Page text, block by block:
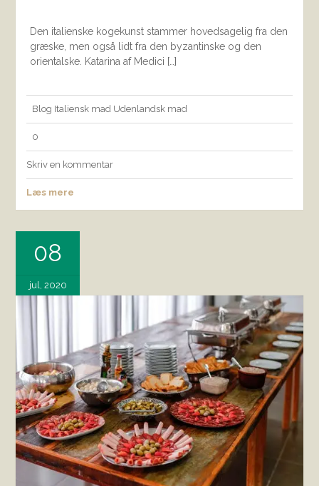
Den italienske kogekunst stammer hovedsagelig fra den
græske, men også lidt fra den byzantinske og den
orientalske. Katarina af Medici […]
Blog Italiensk mad Udenlandsk mad
0
Skriv en kommentar
Læs mere
08
jul, 2020